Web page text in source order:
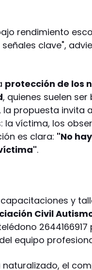
rendimiento
clave",
protección de los
, quienes suelen ser
propuesta invita
víctima, los
es clara: "No
.
y
Civil
2644166917
equipo
el